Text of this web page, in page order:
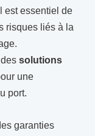
est essentiel de
risques liés à la
solutions
une
port.
garanties